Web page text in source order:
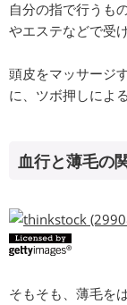
自分の指で行うも
やエステなどで受
頭皮をマッサージ
に、ツボ押しによ
血行と薄毛の
そもそも、薄毛を